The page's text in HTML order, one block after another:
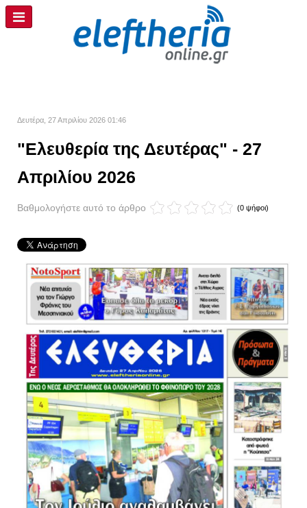
Δευτέρα, 27 Απριλίου 2026 01:46
"Ελευθερία της Δευτέρας" - 27
Απριλίου 2026
Βαθμολογήστε αυτό το άρθρο (0 ψήφοι)